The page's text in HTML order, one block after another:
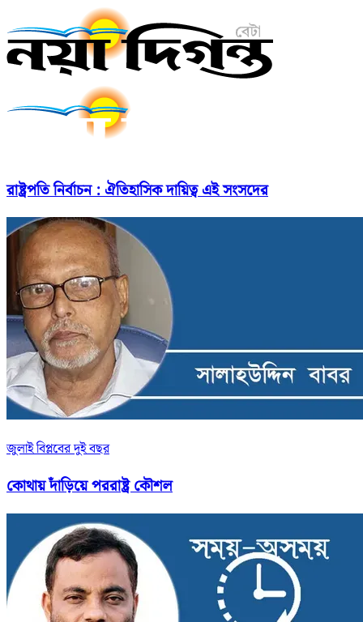
রাষ্ট্রপতি নির্বাচন : ঐতিহাসিক দায়িত্ব এই সংসদের
জুলাই বিপ্লবের দুই বছর
কোথায় দাঁড়িয়ে পররাষ্ট্র কৌশল